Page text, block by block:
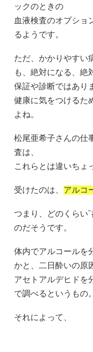
ックのときの
血液検査のオプショ
るようです。
ただ、かかりやすい
も、絶対になる、絶
保証や診断ではあり
健康に気をつけるた
よね。
松尾亜希子さんの仕
査は、
これらとは違いちょ
受けたのは、 アルコ
つまり、どのくらい
のだそうです。
体内でアルコールを
かと、二日酔いの原
アセトアルデヒドを
で調べるというもの。
それによって、